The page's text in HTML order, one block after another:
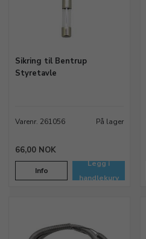
Sikring til Bentrup
Styretavle
Varenr. 261056 På lager
66,00 NOK
Info
Legg i
handlekurv